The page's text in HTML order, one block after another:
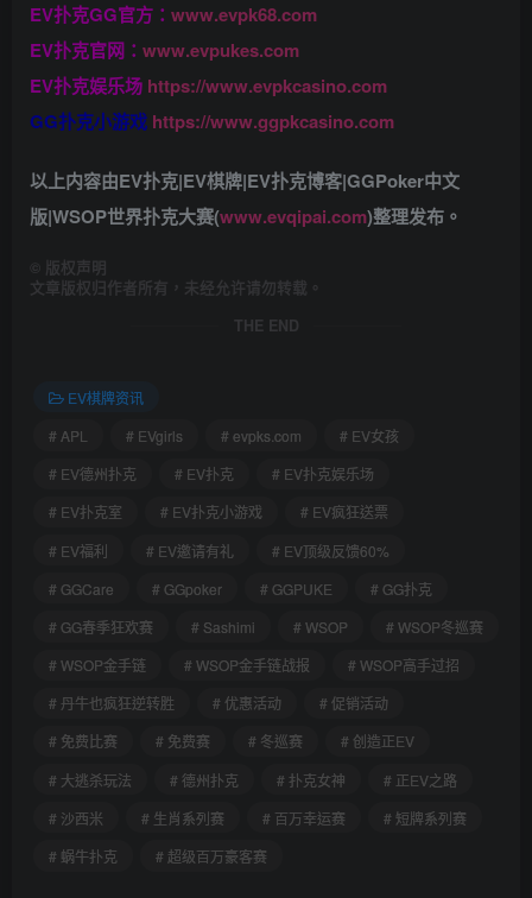
EV扑克GG官方： www.evpk68.com
EV扑克官网： www.evpukes.com
EV扑克娱乐场 https://www.evpkcasino.com
GG扑克小游戏 https://www.ggpkcasino.com
以上内容由EV扑克|EV棋牌|EV扑克博客|GGPoker中文
版|WSOP世界扑克大赛(www.evqipai.com)整理发布。
©
版权声明
文章版权归作者所有，未经允许请勿转载。
THE END
EV棋牌资讯
# APL
# EVgirls # evpks.com
# EV女孩
# EV德州扑克
# EV扑克
# EV扑克娱乐场
# EV扑克室
# EV扑克小游戏
# EV疯狂送票
# EV福利
# EV邀请有礼
# EV顶级反馈60%
# GGCare
# GGpoker # GGPUKE
# GG扑克
# GG春季狂欢赛
# Sashimi # WSOP
# WSOP冬巡赛
# WSOP金手链
# WSOP金手链战报
# WSOP高手过招
# 丹牛也疯狂逆转胜
# 优惠活动
# 促销活动
# 免费比赛
# 免费赛 # 冬巡赛
# 创造正EV
# 大逃杀玩法
# 德州扑克 # 扑克女神
# 正EV之路
# 沙西米
# 生肖系列赛 # 百万幸运赛
# 短牌系列赛
# 蜗牛扑克
# 超级百万豪客赛